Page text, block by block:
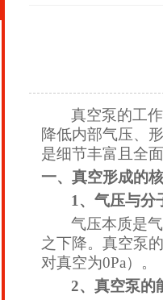
真空泵的工
降低内部气压、
是细节丰富且全
一、真空形成的
1、 气压与分
气压本质是
之下降。真空泵
对真空为0Pa）。
2、 真空泵的